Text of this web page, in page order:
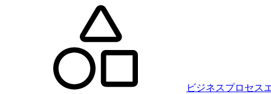
ビジネスプロセス